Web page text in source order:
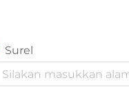
Surel